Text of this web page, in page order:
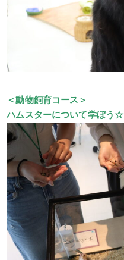
＜動物飼育コース＞
ハムスターについて学ぼう☆